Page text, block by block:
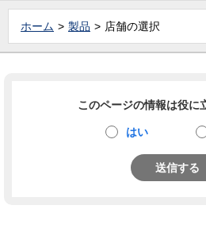
ホーム 製品 店舗の選択
このページの情報は役に
はい
送信する